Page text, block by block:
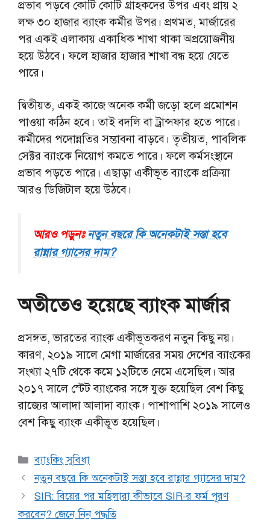
প্রভাব পড়বে কোটি কোটি গ্রাহকদের উপর এবং প্রায় ২
লক্ষ ৩০ হাজার ব্যাংক কর্মীর উপর। প্রথমত, মার্জারের
পর একই এলাকায় একাধিক শাখা থাকা অপ্রয়োজনীয়
হয়ে উঠবে। ফলে হাজার হাজার শাখা বন্ধ হয়ে যেতে
পারে।
দ্বিতীয়ত, একই কাজে অনেক কর্মী জড়ো হলে প্রমোশন
পাওয়া কঠিন হবে। তাই বদলি বা ট্রান্সফার হতে পারে।
কর্মীদের পদোন্নতির সম্ভাবনা বাড়বে। তৃতীয়ত, পাবলিক
সেক্টর ব্যাংকে নিয়োগ কমতে পারে। ফলে কর্মসংস্থানে
প্রভাব পড়তে পারে। এছাড়া একীভূত ব্যাংকে প্রক্রিয়া
আরও ডিজিটাল হয়ে উঠবে।
আরও পড়ুনঃ নতুন বছরে কি অনেকটাই সস্তা হবে
রান্নার গ্যাসের দাম?
অতীতেও হয়েছে ব্যাংক মার্জার
প্রসঙ্গত, ভারতের ব্যাংক একীভূতকরণ নতুন কিছু নয়।
কারণ, ২০১৯ সালে মেগা মার্জারের সময় দেশের ব্যাংকের
সংখ্যা ২৭টি থেকে কমে ১২টিতে নেমে এসেছিল। আর
২০১৭ সালে স্টেট ব্যাংকের সঙ্গে যুক্ত হয়েছিল বেশ কিছু
রাজ্যের আলাদা আলাদা ব্যাংক। পাশাপাশি ২০১৯ সালেও
বেশ কিছু ব্যাংক একীভূত হয়েছিল।
Categories
ব্যাংকিং সুবিধা
নতুন বছরে কি অনেকটাই সস্তা হবে রান্নার গ্যাসের দাম?
SIR: বিয়ের পর মহিলারা কীভাবে SIR-র ফর্ম পূরণ
করবেন? জেনে নিন পদ্ধতি